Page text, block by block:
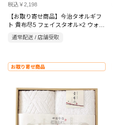
税込￥2,198
【お取り寄せ商品】今治タオルギフ
ト 貴布尽5 フェイスタオル×2 ウォッ
シュタオル×1 ホワイト
通常配送 / 店舗受取
お取り寄せ商品